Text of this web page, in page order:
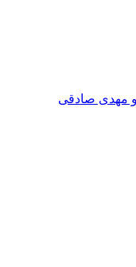
مهدی صادقی